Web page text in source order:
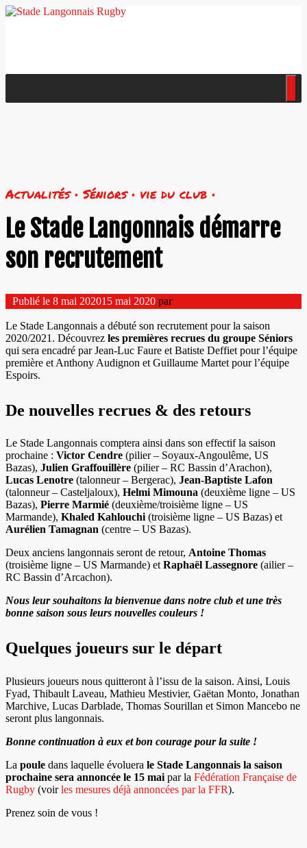
Actualités • Séniors • vie du club •
Le Stade Langonnais démarre
son recrutement
Publié le 8 mai 202015 mai 2020 par
Le Stade Langonnais a débuté son recrutement pour la saison
2020/2021. Découvrez les premières recrues du groupe Séniors
qui sera encadré par Jean-Luc Faure et Batiste Deffiet pour l’équipe
première et Anthony Audignon et Guillaume Martet pour l’équipe
Espoirs.
De nouvelles recrues & des retours
Le Stade Langonnais comptera ainsi dans son effectif la saison
prochaine : Victor Cendre (pilier – Soyaux-Angoulême, US
Bazas), Julien Graffouillère (pilier – RC Bassin d’Arachon),
Lucas Lenotre (talonneur – Bergerac), Jean-Baptiste Lafon
(talonneur – Casteljaloux), Helmi Mimouna (deuxième ligne – US
Bazas), Pierre Marmié (deuxième/troisième ligne – US
Marmande), Khaled Kahlouchi (troisième ligne – US Bazas) et
Aurélien Tamagnan (centre – US Bazas).
Deux anciens langonnais seront de retour, Antoine Thomas
(troisième ligne – US Marmande) et Raphaël Lassegnore (ailier –
RC Bassin d’Arcachon).
Nous leur souhaitons la bienvenue dans notre club et une très
bonne saison sous leurs nouvelles couleurs !
Quelques joueurs sur le départ
Plusieurs joueurs nous quitteront à l’issu de la saison. Ainsi, Louis
Fyad, Thibault Laveau, Mathieu Mestivier, Gaëtan Monto, Jonathan
Marchive, Lucas Darblade, Thomas Sourillan et Simon Mancebo ne
seront plus langonnais.
Bonne continuation à eux et bon courage pour la suite !
La poule dans laquelle évoluera le Stade Langonnais la saison
prochaine sera annoncée le 15 mai par la Fédération Française de
Rugby (voirles mesures déjà annoncées par la FFR).
Prenez soin de vous !